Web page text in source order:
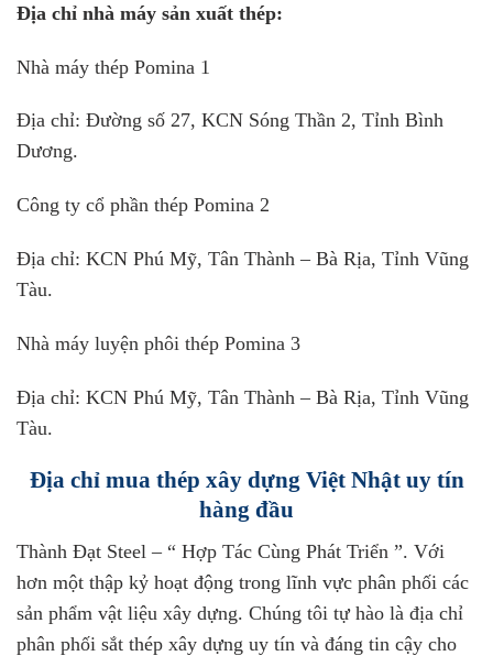
Địa chỉ nhà máy sản xuất thép:
Nhà máy thép Pomina 1
Địa chỉ: Đường số 27, KCN Sóng Thần 2, Tỉnh Bình
Dương.
Công ty cổ phần thép Pomina 2
Địa chỉ: KCN Phú Mỹ, Tân Thành – Bà Rịa, Tỉnh Vũng
Tàu.
Nhà máy luyện phôi thép Pomina 3
Địa chỉ: KCN Phú Mỹ, Tân Thành – Bà Rịa, Tỉnh Vũng
Tàu.
Địa chỉ mua thép xây dựng Việt Nhật uy tín
hàng đầu
Thành Đạt Steel – “ Hợp Tác Cùng Phát Triển ”. Với
hơn một thập kỷ hoạt động trong lĩnh vực phân phối các
sản phẩm vật liệu xây dựng. Chúng tôi tự hào là địa chỉ
phân phối sắt thép xây dựng uy tín và đáng tin cậy cho